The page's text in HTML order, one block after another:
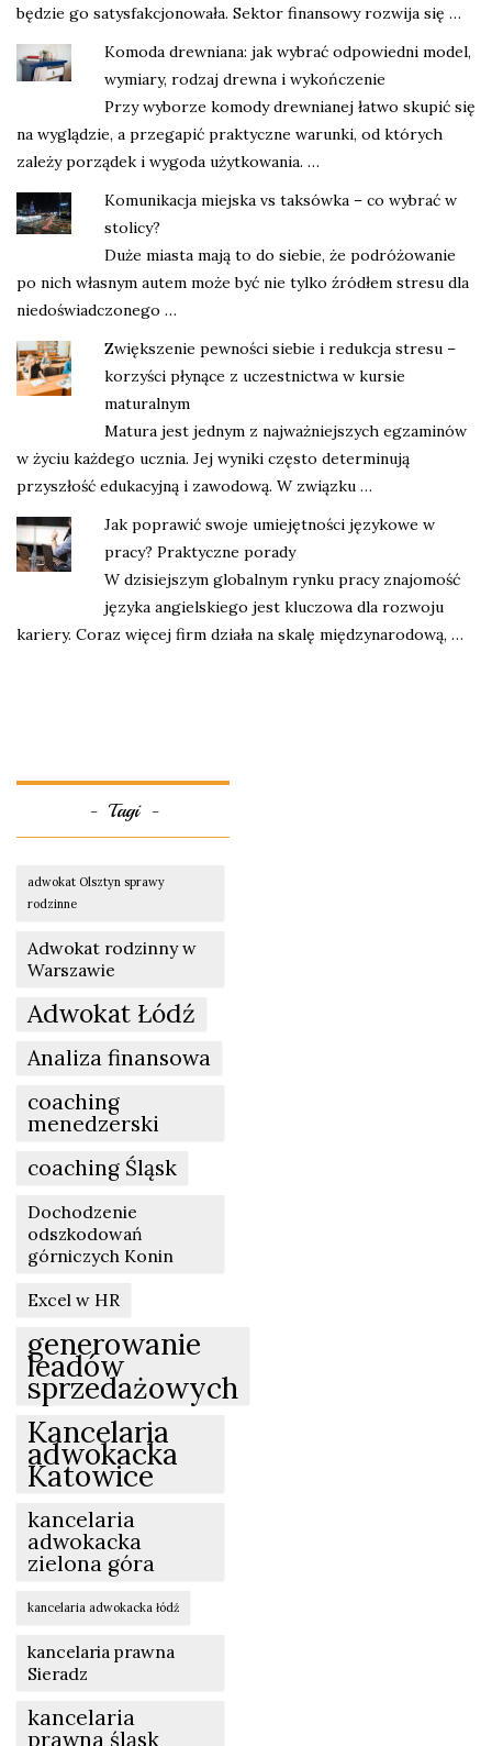
będzie go satysfakcjonowała. Sektor finansowy rozwija się …
Komoda drewniana: jak wybrać odpowiedni model,
wymiary, rodzaj drewna i wykończenie
Przy wyborze komody drewnianej łatwo skupić się
na wyglądzie, a przegapić praktyczne warunki, od których
zależy porządek i wygoda użytkowania. …
Komunikacja miejska vs taksówka – co wybrać w
stolicy?
Duże miasta mają to do siebie, że podróżowanie
po nich własnym autem może być nie tylko źródłem stresu dla
niedoświadczonego …
Zwiększenie pewności siebie i redukcja stresu –
korzyści płynące z uczestnictwa w kursie
maturalnym
Matura jest jednym z najważniejszych egzaminów
w życiu każdego ucznia. Jej wyniki często determinują
przyszłość edukacyjną i zawodową. W związku …
Jak poprawić swoje umiejętności językowe w
pracy? Praktyczne porady
W dzisiejszym globalnym rynku pracy znajomość
języka angielskiego jest kluczowa dla rozwoju
kariery. Coraz więcej firm działa na skalę międzynarodową, …
Tagi
adwokat Olsztyn sprawy
rodzinne
Adwokat rodzinny w
Warszawie
Adwokat Łódź
Analiza finansowa
coaching
menedzerski
coaching Śląsk
Dochodzenie
odszkodowań
górniczych Konin
Excel w HR
generowanie
leadów
sprzedażowych
Kancelaria
adwokacka
Katowice
kancelaria
adwokacka
zielona góra
kancelaria adwokacka łódź
kancelaria prawna
Sieradz
kancelaria
prawna śląsk